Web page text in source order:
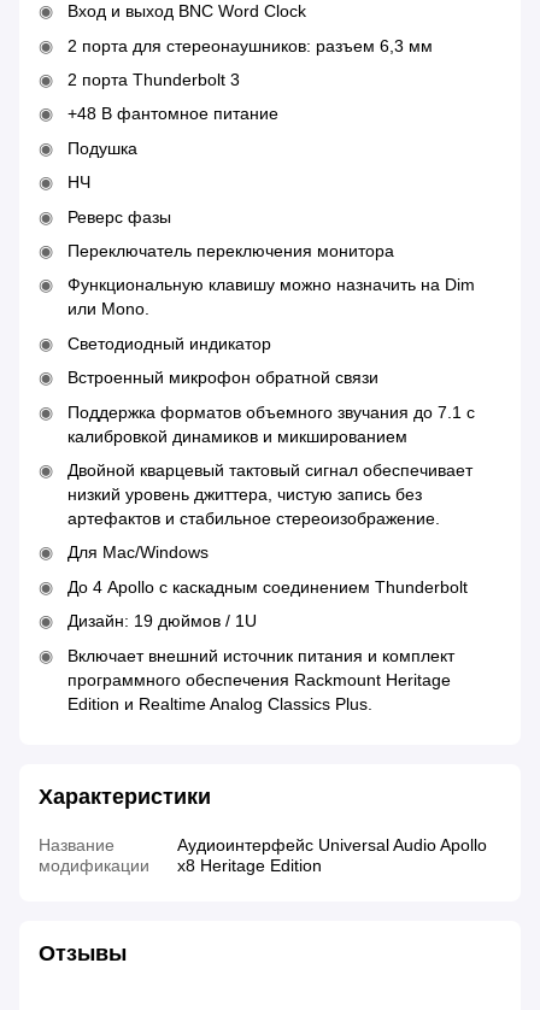
Вход и выход BNC Word Clock
2 порта для стереонаушников: разъем 6,3 мм
2 порта Thunderbolt 3
+48 В фантомное питание
Подушка
НЧ
Реверс фазы
Переключатель переключения монитора
Функциональную клавишу можно назначить на Dim
или Mono.
Светодиодный индикатор
Встроенный микрофон обратной связи
Поддержка форматов объемного звучания до 7.1 с
калибровкой динамиков и микшированием
Двойной кварцевый тактовый сигнал обеспечивает
низкий уровень джиттера, чистую запись без
артефактов и стабильное стереоизображение.
Для Mac/Windows
До 4 Apollo с каскадным соединением Thunderbolt
Дизайн: 19 дюймов / 1U
Включает внешний источник питания и комплект
программного обеспечения Rackmount Heritage
Edition и Realtime Analog Classics Plus.
Характеристики
Название
модификации
Аудиоинтерфейс Universal Audio Apollo
x8 Heritage Edition
Отзывы